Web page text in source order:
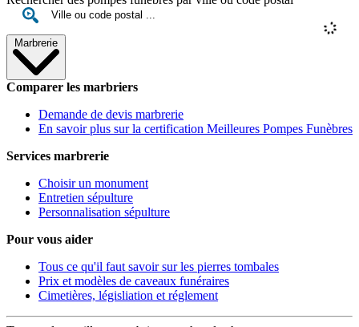
Marbrerie
Comparer les marbriers
Demande de devis marbrerie
En savoir plus sur la certification Meilleures Pompes Funèbres
Services marbrerie
Choisir un monument
Entretien sépulture
Personnalisation sépulture
Pour vous aider
Tous ce qu'il faut savoir sur les pierres tombales
Prix et modèles de caveaux funéraires
Cimetières, législiation et réglement